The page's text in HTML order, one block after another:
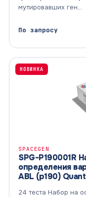
мутировавших ген…
По запросу
НОВИНКА
SPACEGEN
SPG-P190001R
определения
ABL (p190)
24 теста Набор на